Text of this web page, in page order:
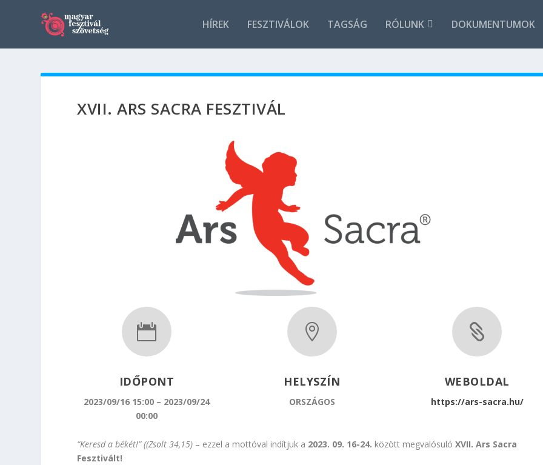
HÍREK FESZTIVÁLOK TAGSÁG RÓLUNK DOKUMENTUMOK
XVII. ARS SACRA FESZTIVÁL

IDŐPONT
2023/09/16 15:00 – 2023/09/24
00:00

HELYSZÍN
ORSZÁGOS

WEBOLDAL
https://ars-sacra.hu/
“Keresd a békét!” ((Zsolt 34,15) – ezzel a mottóval indítjuk a 2023. 09. 16-24. között megvalósulóXVII. Ars Sacra
Fesztivált!